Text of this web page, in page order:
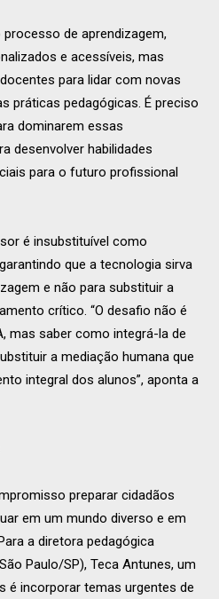
de aprendizagem,
e acessíveis, mas
para lidar com novas
práticas pedagógicas. É preciso
dominarem essas
desenvolver habilidades
para o futuro profissional
é insubstituível como
que a tecnologia sirva
e não para substituir a
crítico. “O desafio não é
mas saber como integrá-la de
a mediação humana que
integral dos alunos”, aponta a
preparar cidadãos
em um mundo diverso e em
a diretora pedagógica
Paulo/SP), Teca Antunes, um
é incorporar temas urgentes de